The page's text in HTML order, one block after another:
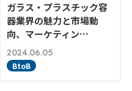
ガラス・プラスチック容
器業界の魅力と市場動
向、マーケティン…
2024.06.05
BtoB